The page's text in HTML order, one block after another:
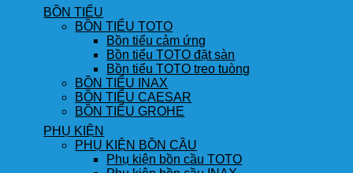
BỒN TIỂU
BỒN TIỂU TOTO
Bồn tiểu cảm ứng
Bồn tiểu TOTO đặt sàn
Bồn tiểu TOTO treo tuòng
BỒN TIỂU INAX
BỒN TIỂU CAESAR
BỒN TIỂU GROHE
PHỤ KIỆN
PHỤ KIỆN BỒN CẦU
Phụ kiện bồn cầu TOTO